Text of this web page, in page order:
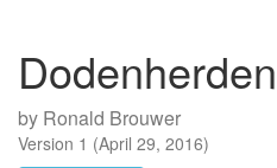
by Ronald Brouwer
Version 1 (April 29, 2016)